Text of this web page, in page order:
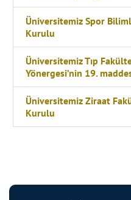
Üniversitemiz Spor
Kurulu
Üniversitemiz Tıp
Yönergesi’nin 19.
Üniversitemiz Ziraat
Kurulu